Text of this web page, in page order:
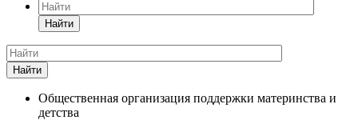
Найти
Найти
Общественная организация поддержки материнства и
детства